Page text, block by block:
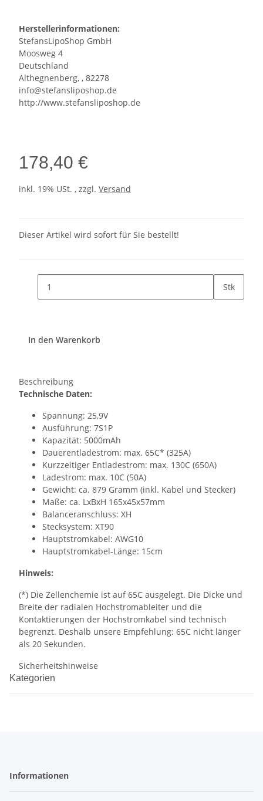
Herstellerinformationen:
StefansLipoShop GmbH
Moosweg 4
Deutschland
Althegnenberg, , 82278
info@stefansliposhop.de
http://www.stefansliposhop.de
178,40 €
inkl. 19% USt. , zzgl. Versand
Dieser Artikel wird sofort für Sie bestellt!
Stk
In den Warenkorb
Beschreibung
Technische Daten:
Spannung: 25,9V
Ausführung: 7S1P
Kapazität: 5000mAh
Dauerentladestrom: max. 65C* (325A)
Kurzzeitiger Entladestrom: max. 130C (650A)
Ladestrom: max. 10C (50A)
Gewicht: ca. 879 Gramm (inkl. Kabel und Stecker)
Maße: ca. LxBxH 165x45x57mm
Balanceranschluss: XH
Stecksystem: XT90
Hauptstromkabel: AWG10
Hauptstromkabel-Länge: 15cm
Hinweis:
(*) Die Zellenchemie ist auf 65C ausgelegt. Die Dicke und
Breite der radialen Hochstromableiter und die
Kontaktierungen der Hochstromkabel sind technisch
begrenzt. Deshalb unsere Empfehlung: 65C nicht länger
als 20 Sekunden.
Sicherheitshinweise
Kategorien
Informationen